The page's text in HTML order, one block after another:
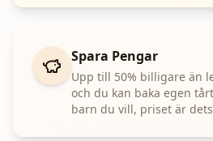
Spara Pengar
Upp till 50% billigare än
och du kan baka egen
barn du vill, priset är